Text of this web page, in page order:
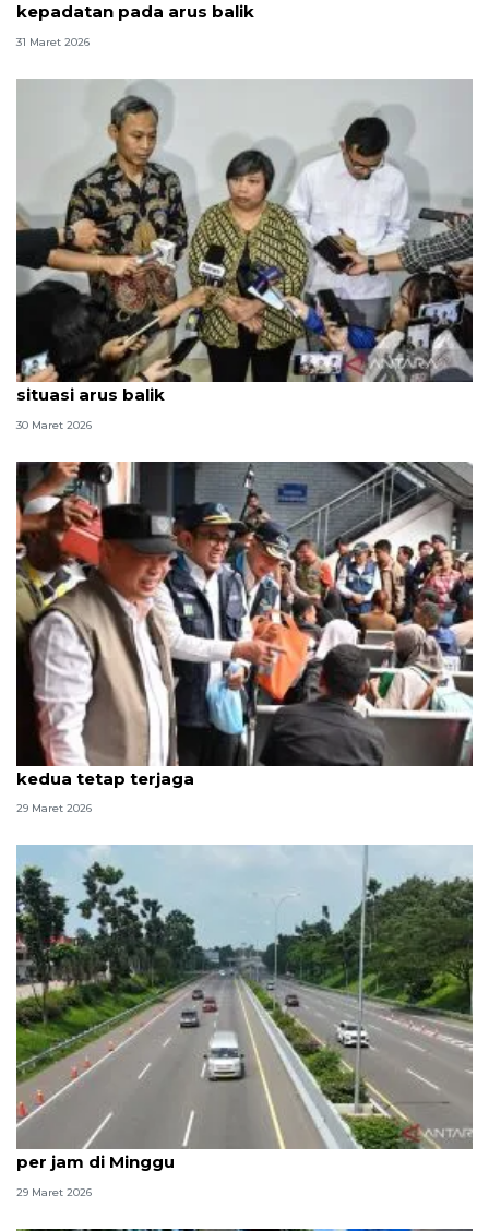
kepadatan pada arus balik
31 Maret 2026
Hukum, dari pengobatan Andrie Yunus hingga
situasi arus balik
30 Maret 2026
Dirut ASDP tegaskan layanan arus balik gelombang
kedua tetap terjaga
29 Maret 2026
Pengelola: 3.000-3.500 kendaraan lintasi Tol Cipali
per jam di Minggu
29 Maret 2026